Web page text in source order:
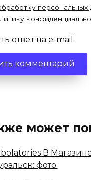
персональных
ответ на e-mail.
может